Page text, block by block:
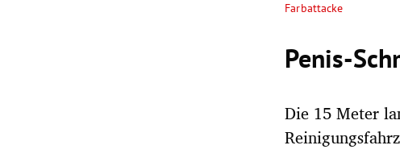
Farbattacke
Penis-
Die 15 Meter